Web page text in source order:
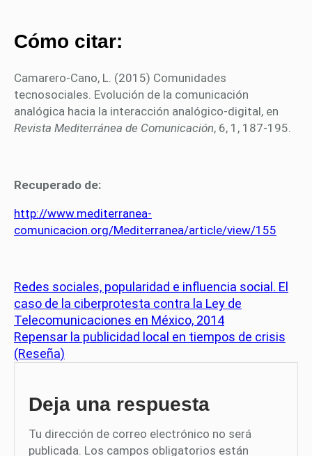
Cómo citar:
Camarero-Cano, L. (2015) Comunidades
tecnosociales. Evolución de la comunicación
analógica hacia la interacción analógico-digital, en
Revista Mediterránea de Comunicación, 6, 1, 187-195.
Recuperado de:
http://www.mediterranea-
comunicacion.org/Mediterranea/article/view/155
Redes sociales, popularidad e influencia social. El
caso de la ciberprotesta contra la Ley de
Telecomunicaciones en México, 2014
Repensar la publicidad local en tiempos de crisis
(Reseña)
Deja una respuesta
Tu dirección de correo electrónico no será
publicada. Los campos obligatorios están